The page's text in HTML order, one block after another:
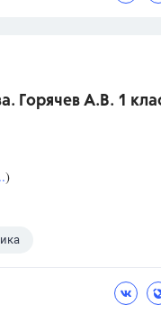
Горячев А.В. 1
)